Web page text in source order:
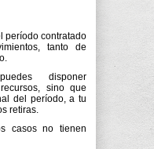
período contratado
tanto de
disponer
sino que
del período, a tu
retiras.
casos no tienen